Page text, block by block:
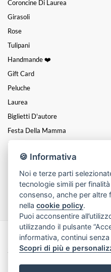
Coroncine Di Laurea
Girasoli
Rose
Tulipani
Handmande ❤️
Gift Card
Peluche
Laurea
Biglietti D'autore
Festa Della Mamma
Piante
Mazzi
Nascita
Funebre
Made with byInfoser.it-
2026
🍪 Informativa
Noi e terze parti
tecnologie simili per
consenso, anche per altre
nellacookie policy.
Puoi acconsentire
utilizzando il pulsante
informativa, continui
Scopri di più e